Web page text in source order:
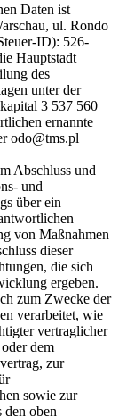
Daten ist
ul. Rondo
ID): 526-
Hauptstadt
des
unter der
3 537 560
ernannte
odo@tms.pl
Abschluss und
und
über ein
von Maßnahmen
dieser
die sich
ergeben.
zum Zwecke der
verarbeitet, wie
vertraglicher
dem
zur
sowie zur
den oben